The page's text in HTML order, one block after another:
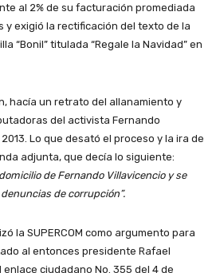
al 2% de su facturación promediada
y exigió la rectificación del texto de la
“Bonil” titulada “Regale la Navidad” en
hacía un retrato del allanamiento y
del activista Fernando
Lo que desató el proceso y la ira de
adjunta, que decía lo siguiente:
de Fernando Villavicencio y se
de corrupción”.
la SUPERCOM como argumento para
al entonces presidente Rafael
ciudadano No. 355 del 4 de